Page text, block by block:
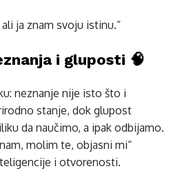
ja znam svoju istinu.“
i gluposti 🧠
neznanje nije isto što i
stanje, dok glupost
da naučimo, a ipak odbijamo.
molim te, objasni mi“
i otvorenosti.